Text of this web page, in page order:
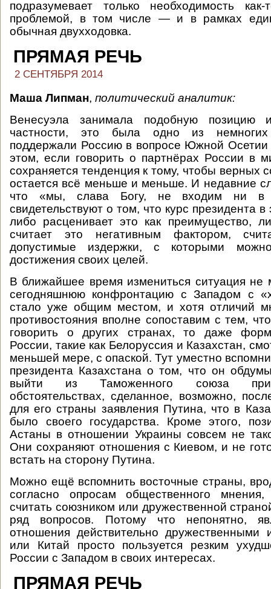
подразумевает только необходимость
проблемой, в том числе — и в рамках
обычная двухходовка.
ПРЯМАЯ РЕЧЬ
2 СЕНТЯБРЯ 2014
Маша Липман, политический аналитик:
Венесуэла занимала подобную
частности, это была одно из
поддержали Россию в вопросе Южной
этом, если говорить о партнёрах России в
сохраняется тенденция к тому, чтобы верных
остается всё меньше и меньше. И недавние
что «мы, слава Богу, не входим ни в
свидетельствуют о том, что курс президента
либо расценивает это как преимущество,
считает это негативным фактором,
допустимые издержки, с которыми
достижения своих целей.
В ближайшее время измениться ситуация не
сегодняшнюю конфронтацию с Западом с
стало уже общим местом, и хотя отличий
противостояния вполне сопоставим с тем,
говорить о других странах, то даже
России, такие как Белоруссия и Казахстан,
меньшей мере, с опаской. Тут уместно
президента Казахстана о том, что он
выйти из Таможенного союза при
обстоятельствах, сделанное, возможно,
для его страны заявления Путина, что в
было своего государства. Кроме этого,
Астаны в отношении Украины совсем не
Они сохраняют отношения с Киевом, и не
встать на сторону Путина.
Можно ещё вспомнить восточные страны,
согласно опросам общественного мнения,
считать союзником или дружественной
ряд вопросов. Потому что непонятно,
отношения действительно дружественными
или Китай просто пользуется резким
России с Западом в своих интересах.
ПРЯМАЯ РЕЧЬ